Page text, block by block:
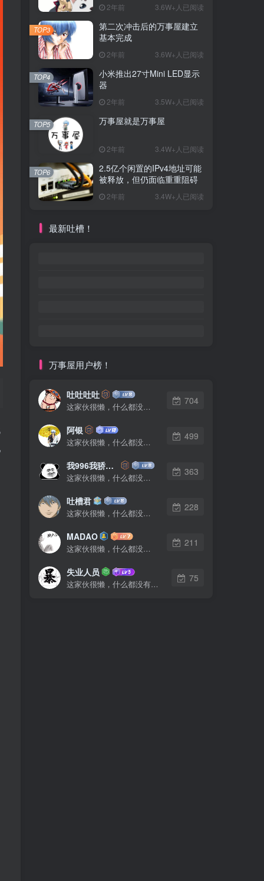
2年前 3.6W+人已阅读
第二次冲击后的万事屋建立
基本完成
2年前 3.6W+人已阅读
TOP3
小米推出27寸Mini LED显示
器
2年前 3.5W+人已阅读
TOP4
万事屋就是万事屋
2年前 3.4W+人已阅读
TOP5
2.5亿个闲置的IPv4地址可能
被释放，但仍面临重重阻碍
2年前 3.4W+人已阅读
TOP6
最新吐槽！
万事屋用户榜！
吐吐吐吐
这家伙很懒，什么都没有写...
704
阿银
这家伙很懒，什么都没有写...
499
我996我骄傲了么
这家伙很懒，什么都没有写...
363
吐槽君
这家伙很懒，什么都没有写...
228
MADAO
这家伙很懒，什么都没有写...
211
失业人员
这家伙很懒，什么都没有写...
75